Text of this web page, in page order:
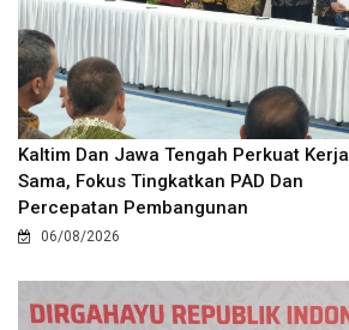
Kaltim Dan Jawa Tengah Perkuat Kerja
Sama, Fokus Tingkatkan PAD Dan
Percepatan Pembangunan
06/08/2026